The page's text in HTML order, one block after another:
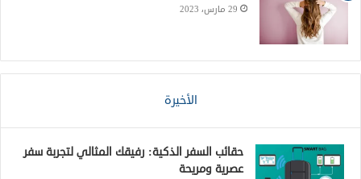
29 مارس، 2023
الأخيرة
حقائب السفر الذكية: رفيقك المثالي لتجربة سفر
عصرية ومريحة